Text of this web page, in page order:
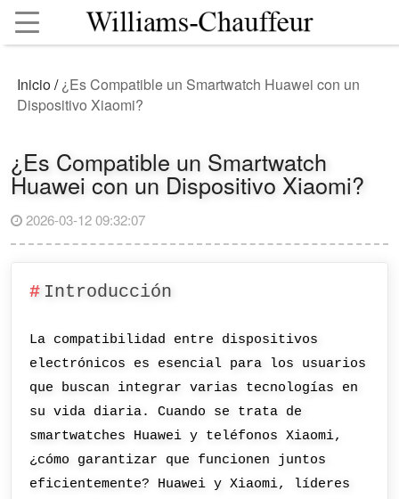
Inicio/¿Es Compatible un Smartwatch Huawei con un
Dispositivo Xiaomi?
¿Es Compatible un Smartwatch
Huawei con un Dispositivo Xiaomi?
2026-03-12 09:32:07
Introducción
La compatibilidad entre dispositivos
electrónicos es esencial para los usuarios
que buscan integrar varias tecnologías en
su vida diaria. Cuando se trata de
smartwatches Huawei y teléfonos Xiaomi,
¿cómo garantizar que funcionen juntos
eficientemente? Huawei y Xiaomi, líderes